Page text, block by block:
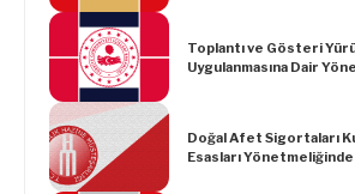
Toplantı ve Gösteri
Uygulanmasına Dair
Doğal Afet Sigortaları
Esasları